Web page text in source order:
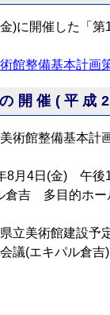
)に開催した「第
術館整備基本計
開催(平成
館整備基本計画
8月4日(金) 午後
倉吉 多目的ホー
美術館建設予定
(エキパル倉吉)